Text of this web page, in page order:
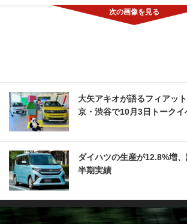
大矢アキオが語るフィアッ
京・渋谷で10月3日トークイ
ダイハツの生産が12.8%増
半期実績